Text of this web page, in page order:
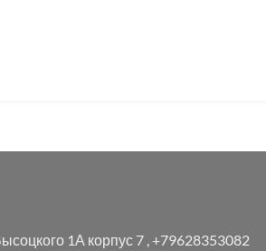
1А корпус 7 , +79628353082